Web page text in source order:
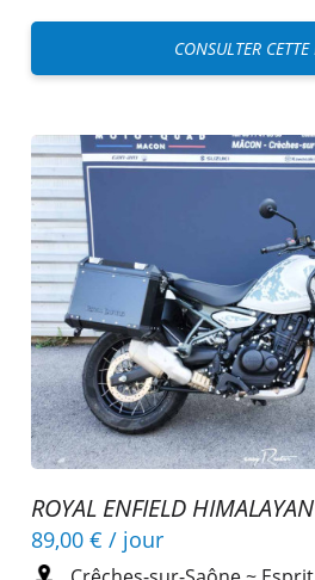
CONSULTER
ROYAL ENFIELD
89,00 € / jour